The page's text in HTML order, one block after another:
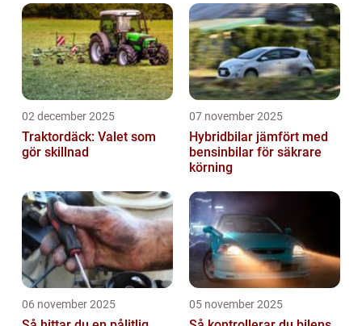
02 december 2025
Traktordäck: Valet som
gör skillnad
07 november 2025
Hybridbilar jämfört med
bensinbilar för säkrare
körning
06 november 2025 05 november 2025